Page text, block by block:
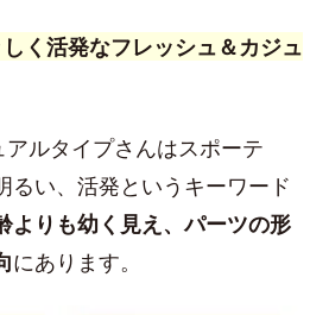
く活発なフレッシュ＆カジュ
ルタイプさんはスポーテ
るい、活発というキーワード
よりも幼く見え、パーツの形
にあります。